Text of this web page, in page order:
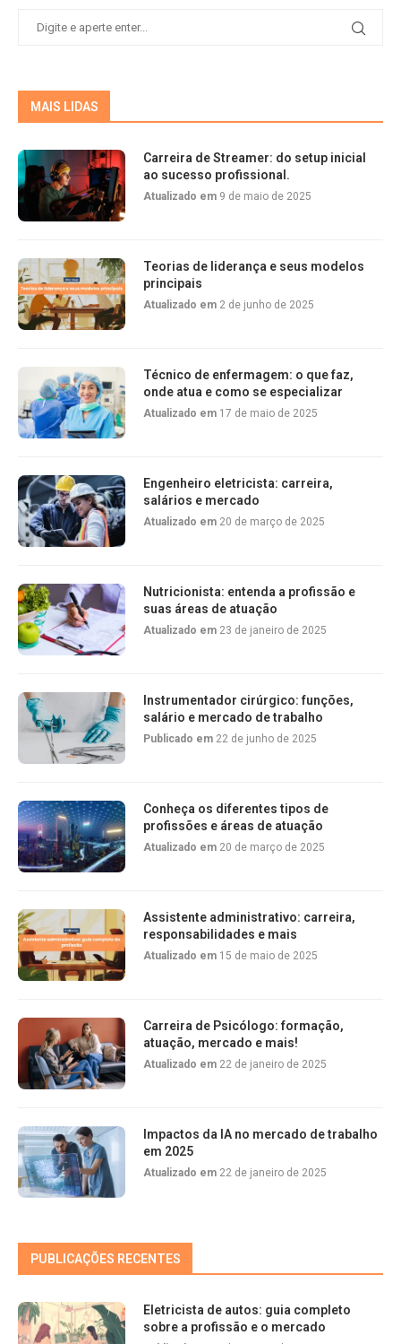
MAIS LIDAS
Carreira de Streamer: do setup inicial
ao sucesso profissional.
Atualizado em 9 de maio de 2025
Teorias de liderança e seus modelos
principais
Atualizado em 2 de junho de 2025
Técnico de enfermagem: o que faz,
onde atua e como se especializar
Atualizado em 17 de maio de 2025
Engenheiro eletricista: carreira,
salários e mercado
Atualizado em 20 de março de 2025
Nutricionista: entenda a profissão e
suas áreas de atuação
Atualizado em 23 de janeiro de 2025
Instrumentador cirúrgico: funções,
salário e mercado de trabalho
Publicado em 22 de junho de 2025
Conheça os diferentes tipos de
profissões e áreas de atuação
Atualizado em 20 de março de 2025
Assistente administrativo: carreira,
responsabilidades e mais
Atualizado em 15 de maio de 2025
Carreira de Psicólogo: formação,
atuação, mercado e mais!
Atualizado em 22 de janeiro de 2025
Impactos da IA no mercado de trabalho
em 2025
Atualizado em 22 de janeiro de 2025
PUBLICAÇÕES RECENTES
Eletricista de autos: guia completo
sobre a profissão e o mercado